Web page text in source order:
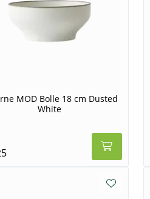
MOD Bolle 18 cm Dusted
White